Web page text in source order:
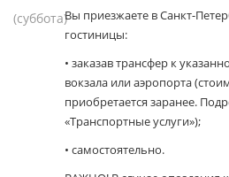
(суббота)Вы приезжаете в Санкт-
гостиницы:
• заказав трансфер к
вокзала или аэропорта
приобретается заранее.
«Транспортные услуги»);
• самостоятельно.